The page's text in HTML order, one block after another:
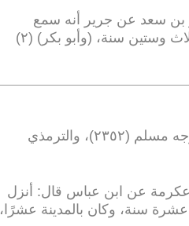
بن سعد عن جرير أنه سمع
معاوية (يخطب) (١) قال: مات رسول اللَّه ﷺ وهو ابن ثلاث وستين سنة، (وأبو بكر) (٢)
(٣) حسن؛ فيه عامر بن سعد البجلي صدوق، والخبر أخرجه مسلم (٢٣٥٢)، والترمذي
عن ابن عباس قال: أنزل
سنة، وكان بالمدينة عشرًا،